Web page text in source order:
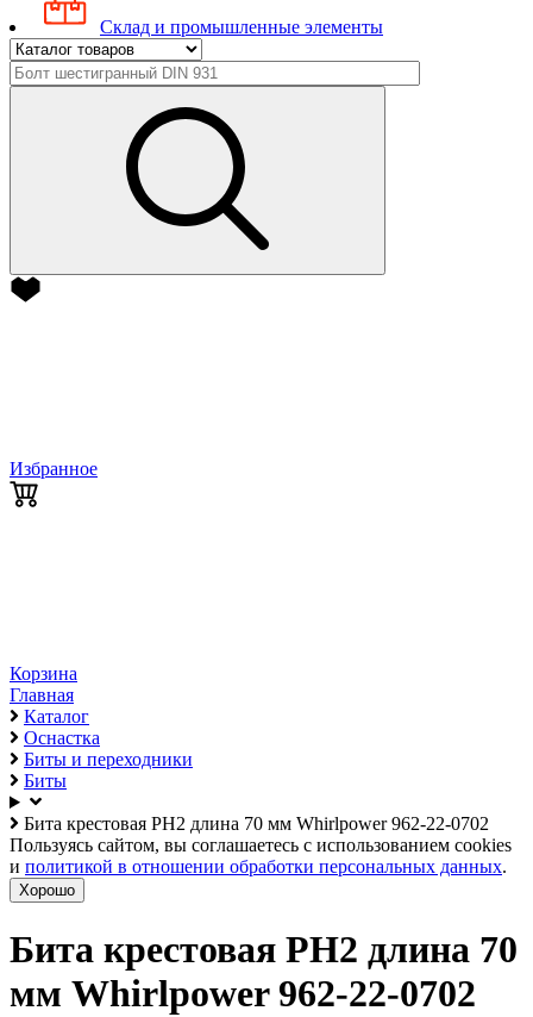
Склад и промышленные элементы
Избранное
Корзина
Главная
Каталог
Оснастка
Биты и переходники
Биты
Бита крестовая PH2 длина 70 мм Whirlpower 962-22-0702
Пользуясь сайтом, вы соглашаетесь с использованием cookies
и политикой в отношении обработки персональных данных.
Хорошо
Бита крестовая PH2 длина 70
мм Whirlpower 962-22-0702